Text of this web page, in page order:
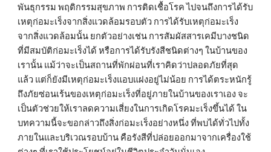
พันธุกรรม พฤติกรรมสุขภาพ การติดเชื้อโรค ไปจนถึงการได้รับ
เหตุก่อมะเร็งจากสิ่งแวดล้อมรอบตัว การได้รับเหตุก่อมะเร็ง
จากสิ่งแวดล้อมนั้น ยกตัวอย่างเช่น การสัมผัสสารเคมีบางชนิด
ที่มีสมบัติก่อมะเร็งได้ หรือการได้รับรังสีชนิดต่างๆ ในบ้านของ
เรานั้น แม้ว่าจะเป็นสถานที่พักผ่อนที่เราคิดว่าปลอดภัยที่สุด
แล้ว แต่ก็ยังมีเหตุก่อมะเร็งแอบแฝงอยู่ไม่น้อย การได้ตระหนักรู้
ถึงภัยซ่อนเร้นของเหตุก่อมะเร็งที่อยู่ภายในบ้านของเราเอง จะ
เป็นตัวช่วยให้เราลดความเสี่ยงในการเกิดโรคมะเร็งขึ้นได้ ใน
บทความนี้จะขอกล่าวถึงสิ่งก่อมะเร็งอย่างหนึ่ง ที่พบได้ทั่วไปทั้ง
ภายในและบริเวณรอบบ้าน คือรังสีที่ปล่อยออกมาจากเครื่องใช้